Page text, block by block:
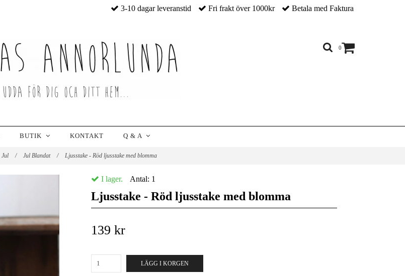
3-10 dagar leveranstid Fri frakt över 1000kr Betala med Faktura
0
BUTIK KONTAKT Q & A
Jul / Jul Blandat / Ljusstake - Röd ljusstake med blomma
I lager. Antal: 1
Ljusstake - Röd ljusstake med blomma
139 kr
LÄGG I KORGEN